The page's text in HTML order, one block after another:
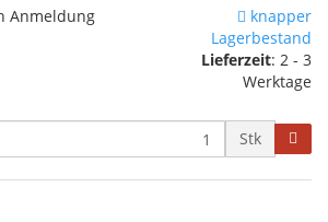
Anmeldung
knapper
Lagerbestand
Lieferzeit: 2 - 3
Werktage
Stk